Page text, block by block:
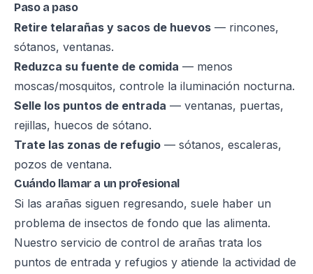
Paso a paso
Retire telarañas y sacos de huevos — rincones,
sótanos, ventanas.
Reduzca su fuente de comida — menos
moscas/mosquitos, controle la iluminación nocturna.
Selle los puntos de entrada — ventanas, puertas,
rejillas, huecos de sótano.
Trate las zonas de refugio — sótanos, escaleras,
pozos de ventana.
Cuándo llamar a un profesional
Si las arañas siguen regresando, suele haber un
problema de insectos de fondo que las alimenta.
Nuestro servicio de control de arañas trata los
puntos de entrada y refugios y atiende la actividad de